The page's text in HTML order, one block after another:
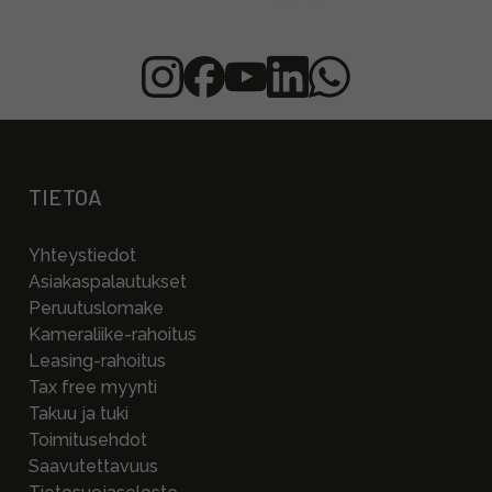
TIETOA
Yhteystiedot
Asiakaspalautukset
Peruutuslomake
Kameraliike-rahoitus
Leasing-rahoitus
Tax free myynti
Takuu ja tuki
Toimitusehdot
Saavutettavuus